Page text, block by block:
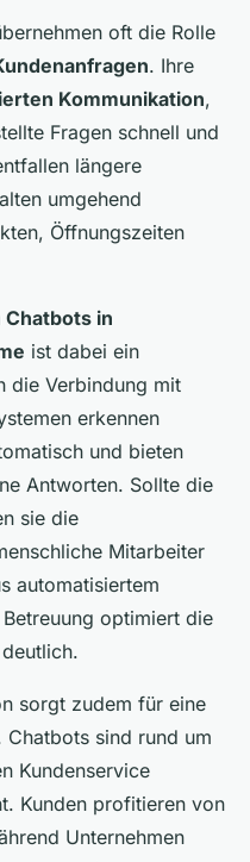
oft die Rolle
. Ihre
Kommunikation,
Fragen schnell und
längere
umgehend
Öffnungszeiten
in
ist dabei ein
die Verbindung mit
erkennen
und bieten
Antworten. Sollte die
sie die
Mitarbeiter
automatisiertem
optimiert die
deutlich.
sorgt zudem für eine
sind rund um
Kundenservice
Kunden profitieren von
Unternehmen